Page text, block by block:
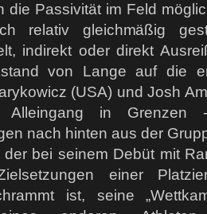
die Passivität im Feld
relativ gleichmäßig
indirekt oder direkt
von Lange auf die
(USA) und Josh
Alleingang in Grenzen
nach hinten aus der
der bei seinem Debüt mit
einer
ist, seine